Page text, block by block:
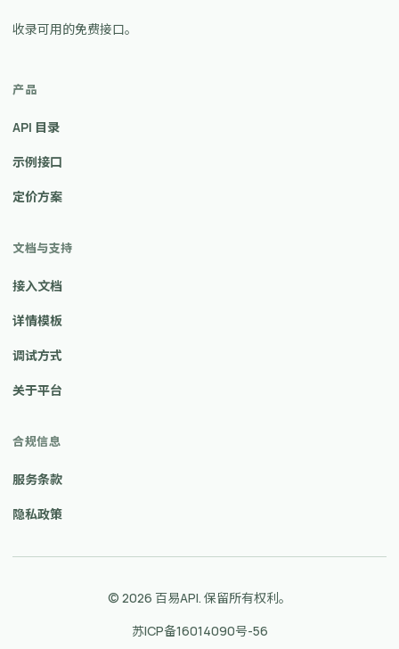
收录可用的免费接口。
产品
API 目录
示例接口
定价方案
文档与支持
接入文档
详情模板
调试方式
关于平台
合规信息
服务条款
隐私政策
© 2026 百易API. 保留所有权利。
苏ICP备16014090号-56